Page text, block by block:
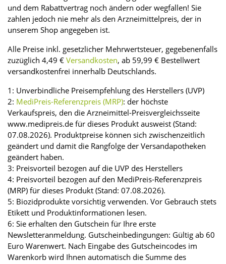
und dem Rabattvertrag noch ändern oder wegfallen! Sie
zahlen jedoch nie mehr als den Arzneimittelpreis, der in
unserem Shop angegeben ist.
Alle Preise inkl. gesetzlicher Mehrwertsteuer, gegebenenfalls
zuzüglich 4,49 € Versandkosten, ab 59,99 € Bestellwert
versandkostenfrei innerhalb Deutschlands.
1: Unverbindliche Preisempfehlung des Herstellers (UVP)
2: MediPreis-Referenzpreis (MRP): der höchste
Verkaufspreis, den die Arzneimittel-Preisvergleichsseite
www.medipreis.de für dieses Produkt ausweist (Stand:
07.08.2026). Produktpreise können sich zwischenzeitlich
geändert und damit die Rangfolge der Versandapotheken
geändert haben.
3: Preisvorteil bezogen auf die UVP des Herstellers
4: Preisvorteil bezogen auf den MediPreis-Referenzpreis
(MRP) für dieses Produkt (Stand: 07.08.2026).
5: Biozidprodukte vorsichtig verwenden. Vor Gebrauch stets
Etikett und Produktinformationen lesen.
6: Sie erhalten den Gutschein für Ihre erste
Newsletteranmeldung. Gutscheinbedingungen: Gültig ab 60
Euro Warenwert. Nach Eingabe des Gutscheincodes im
Warenkorb wird Ihnen automatisch die Summe des